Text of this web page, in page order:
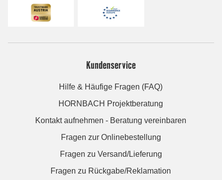
Kundenservice
Hilfe & Häufige Fragen (FAQ)
HORNBACH Projektberatung
Kontakt aufnehmen - Beratung vereinbaren
Fragen zur Onlinebestellung
Fragen zu Versand/Lieferung
Fragen zu Rückgabe/Reklamation